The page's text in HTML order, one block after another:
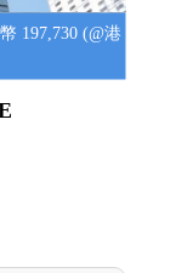
197,730 (@港